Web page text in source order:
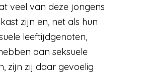
veel van deze jongens
zijn en, net als hun
leeftijdgenoten,
aan seksuele
zijn zij daar gevoelig